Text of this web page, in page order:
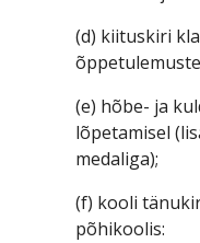
(d) kiituskiri
(e) hõbe- ja
lõpetamisel
medaliga);
(f) kooli
põhikoolis: